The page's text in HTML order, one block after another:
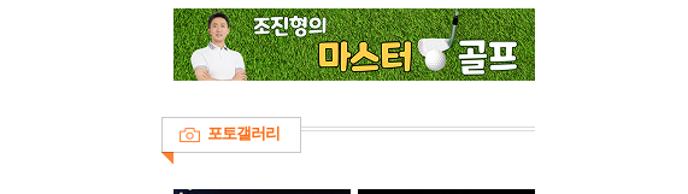
포토갤러리